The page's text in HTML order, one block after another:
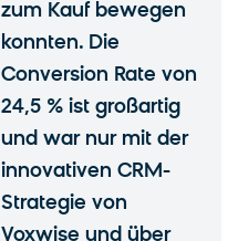
zum Kauf bewegen
konnten. Die
Conversion Rate von
24,5 % ist großartig
und war nur mit der
innovativen CRM-
Strategie von
Voxwise und über